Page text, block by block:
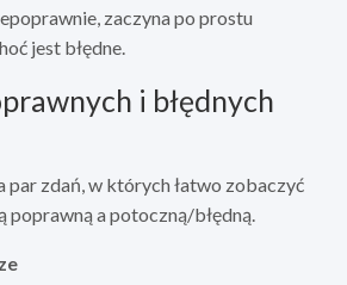
zaczyna po prostu
jest błędne.
i błędnych
par zdań, w których łatwo zobaczyć
poprawną a potoczną/błędną.